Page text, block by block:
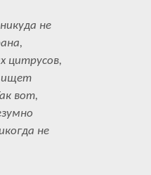
не
цитрусов,
ищет
вот,
не